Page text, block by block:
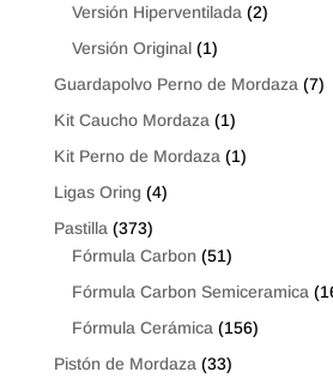
Versión Hiperventilada (2)
Versión Original (1)
Guardapolvo Perno de Mordaza (7)
Kit Caucho Mordaza (1)
Kit Perno de Mordaza (1)
Ligas Oring (4)
Pastilla (373)
Fórmula Carbon (51)
Fórmula Carbon Semiceramica
Fórmula Cerámica (156)
Pistón de Mordaza (33)